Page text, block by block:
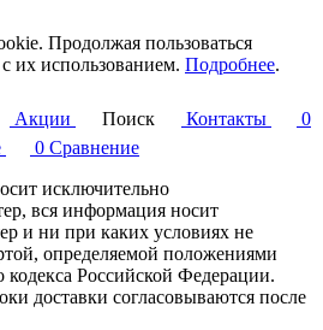
Продолжая пользоваться
их использованием. Подробнее.
Акции Поиск Контакты
0
0 Сравнение
исключительно
вся информация носит
и ни при каких условиях не
определяемой положениями
кодекса Российской Федерации.
доставки согласовываются после